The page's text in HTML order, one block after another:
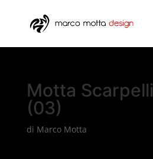
Motta
(03)
di Marco Motta